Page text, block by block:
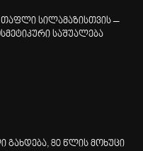
სილამაზისთვის –
საშუალება
გახდება, 80 წლის მოხუცი